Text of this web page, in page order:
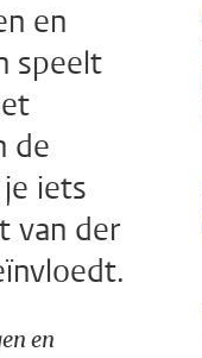
en
speelt
de
iets
van der
en